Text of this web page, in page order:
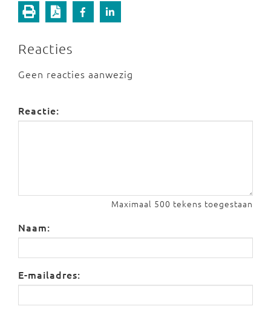
Reacties
Geen reacties aanwezig
Reactie:
Maximaal 500 tekens toegestaan
Naam:
E-mailadres: